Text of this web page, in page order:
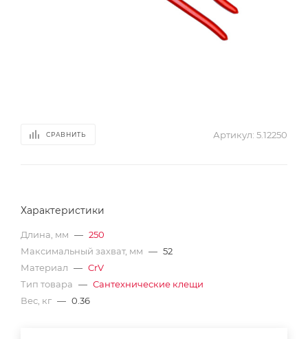
СРАВНИТЬ Артикул: 5.12250
Характеристики
Длина, мм — 250
Максимальный захват, мм — 52
Материал — CrV
Тип товара — Сантехнические клещи
Вес, кг — 0.36